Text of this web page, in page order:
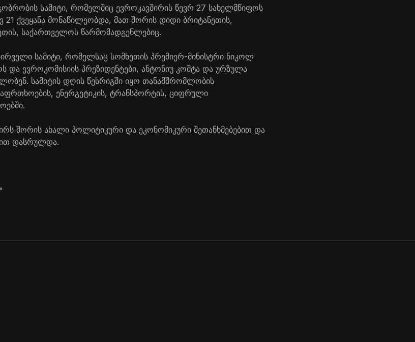
სამიტი, რომელშიც ევროკავშირის წევრ 27 სახელმწიფოს
ქვეყანა მონაწილეობდა, მათ შორის დიდი ბრიტანეთის,
საქართველოს წარმომადგენლებიც.
სამიტი, რომელსაც სომხეთის პრემიერ-მინისტრი ნიკოლ
და ევროკომისიის პრეზიდენტები, ანტონიუ კოშტა და ურზულა
სამიტის დღის წესრიგში იყო თანამშრომლობის
ენერგეტიკის, ტრანსპორტის, ციფრული
შორის ახალი პოლიტიკური და ეკონომიკური შეთანხმებებით და
დასრულდა.